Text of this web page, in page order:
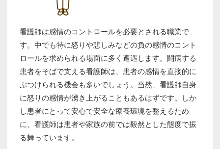
看護師は感情のコントロールを必要とされる職業で
す。中でも特に怒りや悲しみなどの負の感情のコント
ロールを求められる場面に多く遭遇します。闘病する
患者をそばで支える看護師は、患者の感情を直接的に
ぶつけられる機会も多いでしょう。当然、看護師自身
に怒りの感情が湧き上がることもあるはずです。しか
し患者にとって安心で安全な療養環境を整えるため
に、看護師は患者や家族の前では毅然とした態度で振
る舞っています。